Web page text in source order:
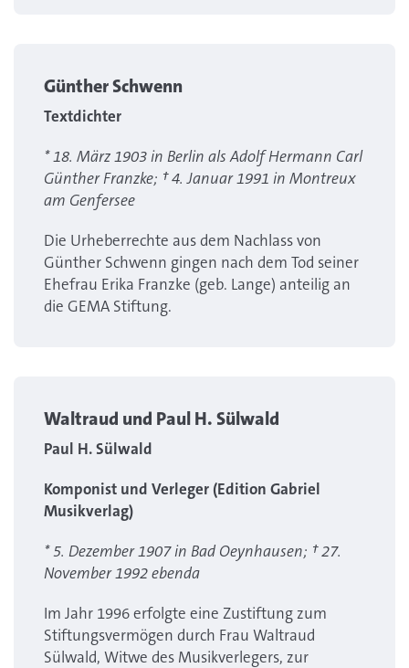
Günther Schwenn
Textdichter
* 18. März 1903 in Berlin als Adolf Hermann Carl
Günther Franzke; † 4. Januar 1991 in Montreux
am Genfersee
Die Urheberrechte aus dem Nachlass von
Günther Schwenn gingen nach dem Tod seiner
Ehefrau Erika Franzke (geb. Lange) anteilig an
die GEMA Stiftung.
Waltraud und Paul H. Sülwald
Paul H. Sülwald
Komponist und Verleger (Edition Gabriel
Musikverlag)
* 5. Dezember 1907 in Bad Oeynhausen; † 27.
November 1992 ebenda
Im Jahr 1996 erfolgte eine Zustiftung zum
Stiftungsvermögen durch Frau Waltraud
Sülwald, Witwe des Musikverlegers, zur